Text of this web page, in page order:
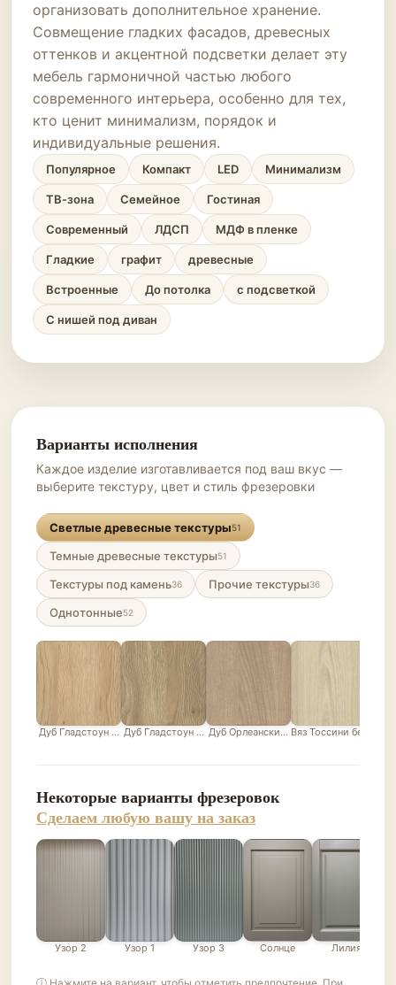
организовать дополнительное хранение.
Совмещение гладких фасадов, древесных
оттенков и акцентной подсветки делает эту
мебель гармоничной частью любого
современного интерьера, особенно для тех,
кто ценит минимализм, порядок и
индивидуальные решения.
Популярное Компакт LED Минимализм
ТВ-зона Семейное Гостиная
Современный ЛДСП МДФ в пленке
Гладкие графит древесные
Встроенные До потолка с подсветкой
С нишей под диван
Варианты исполнения
Каждое изделие изготавливается под ваш вкус —
выберите текстуру, цвет и стиль фрезеровки
Светлые древесные текстуры51
Темные древесные текстуры51
Текстуры под камень36 Прочие текстуры36
Однотонные52
Дуб Гладстоун песочныйДуб Гладстоун серо-бежевыйДуб Орлеанский песочно-бежевый
Вяз Тоссини белый
Некоторые варианты фрезеровок
Сделаем любую вашу на заказ
Узор 2 Узор 1 Узор 3 Солнце Лилия